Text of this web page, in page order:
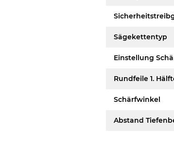
Sägekettentyp
Einstellung
Rundfeile 1.
Schärfwinkel
Abstand